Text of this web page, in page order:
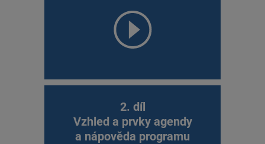
2. díl
Vzhled a prvky agendy
a nápověda programu